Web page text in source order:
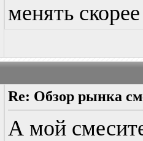
менять
Re: Обзор рынка
А мой